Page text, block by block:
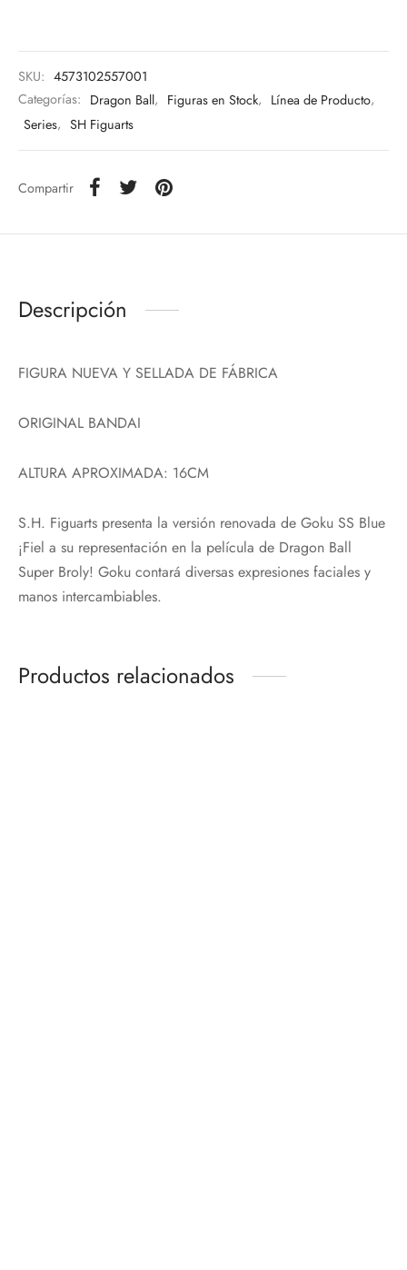
SKU: 4573102557001
Categorías: Dragon Ball, Figuras en Stock, Línea de Producto,
Series, SH Figuarts
Compartir
Descripción
FIGURA NUEVA Y SELLADA DE FÁBRICA
ORIGINAL BANDAI
ALTURA APROXIMADA: 16CM
S.H. Figuarts presenta la versión renovada de Goku SS Blue
¡Fiel a su representación en la película de Dragon Ball
Super Broly! Goku contará diversas expresiones faciales y
manos intercambiables.
Productos relacionados